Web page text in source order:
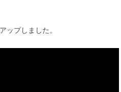
ップしました。